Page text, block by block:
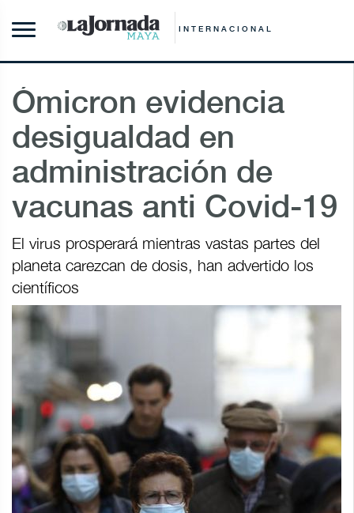
INTERNACIONAL
Ómicron evidencia
desigualdad en
administración de
vacunas anti Covid-19
El virus prosperará mientras vastas partes del
planeta carezcan de dosis, han advertido los
científicos